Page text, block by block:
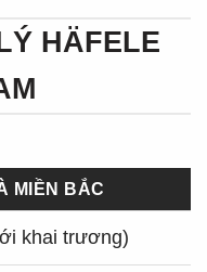
HÄFELE
MIỀN BẮC
khai trương)